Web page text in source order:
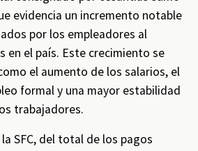
evidencia un incremento notable
por los empleadores al
en el país. Este crecimiento se
el aumento de los salarios, el
formal y una mayor estabilidad
trabajadores.
SFC, del total de los pagos